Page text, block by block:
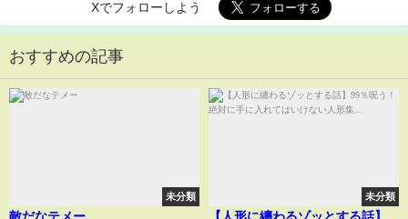
Xでフォローしよう
おすすめの記事
未分類
敵だなテメー
未分類
【人形に纏わるゾッとする話】